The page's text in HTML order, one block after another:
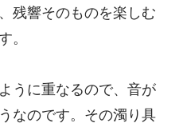
残響そのものを楽しむ
。
うに重なるので、音が
なのです。その濁り具